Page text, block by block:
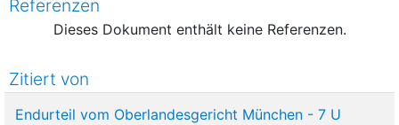
Referenzen
Dieses Dokument enthält keine Referenzen.
Zitiert von
Endurteil vom Oberlandesgericht München - 7 U